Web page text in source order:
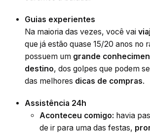
Guias experientes
Na maioria das vezes, você vai
que já estão quase 15/20 anos no
possuem um grande
destino, dos golpes que podem
das melhores dicas de compras.
Assistência 24h
Aconteceu comigo: havia
de ir para uma das festas,